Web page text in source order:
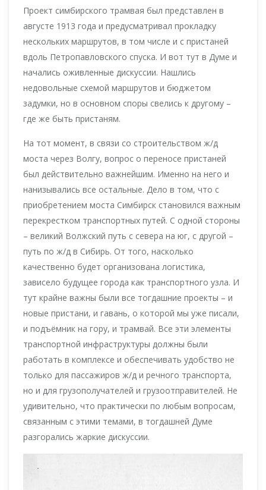
Проект симбирского трамвая был представлен в
августе 1913 года и предусматривал прокладку
нескольких маршрутов, в том числе и с пристаней
вдоль Петропавловского спуска. И вот тут в Думе и
начались оживленные дискуссии. Нашлись
недовольные схемой маршрутов и бюджетом
задумки, но в основном споры свелись к другому –
где же быть пристаням.
На тот момент, в связи со строительством ж/д
моста через Волгу, вопрос о переносе пристаней
был действительно важнейшим. Именно на него и
нанизывались все остальные. Дело в том, что с
приобретением моста Симбирск становился важным
перекрестком транспортных путей. С одной стороны
– великий Волжский путь с севера на юг, с другой –
путь по ж/д в Сибирь. От того, насколько
качественно будет организована логистика,
зависело будущее города как транспортного узла. И
тут крайне важны были все тогдашние проекты – и
новые пристани, и гавань, о которой мы уже писали,
и подъёмник на гору, и трамвай. Все эти элементы
транспортной инфраструктуры должны были
работать в комплексе и обеспечивать удобство не
только для пассажиров ж/д и речного транспорта,
но и для грузополучателей и грузоотправителей. Не
удивительно, что практически по любым вопросам,
связанным с этими темами, в тогдашней Думе
разгорались жаркие дискуссии.